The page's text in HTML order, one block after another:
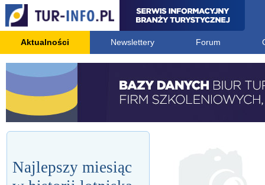
Aktualności Newslettery Forum
Najlepszy miesiąc